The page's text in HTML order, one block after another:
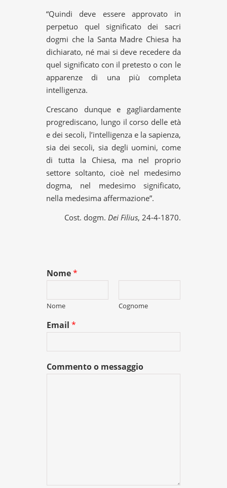
“Quindi deve essere approvato in
perpetuo quel significato dei sacri
dogmi che la Santa Madre Chiesa ha
dichiarato, né mai si deve recedere da
quel significato con il pretesto o con le
apparenze di una più completa
intelligenza.
Crescano dunque e gagliardamente
progrediscano, lungo il corso delle età
e dei secoli, l’intelligenza e la sapienza,
sia dei secoli, sia degli uomini, come
di tutta la Chiesa, ma nel proprio
settore soltanto, cioè nel medesimo
dogma, nel medesimo significato,
nella medesima affermazione”.
Cost. dogm. Dei Filius, 24-4-1870.
Nome*
Nome Cognome
Email*
Commento o messaggio